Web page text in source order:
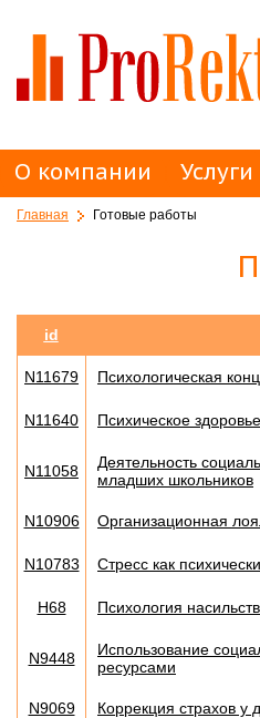
О компании Услуги
Главная Готовые работы
id
N11679 Психологическая
N11640 Психическое
N11058
Деятельность
младших школьников
N10906 Организационная
N10783 Стресс как
H68 Психология
N9448
Использование
ресурсами
N9069 Коррекция страхов у